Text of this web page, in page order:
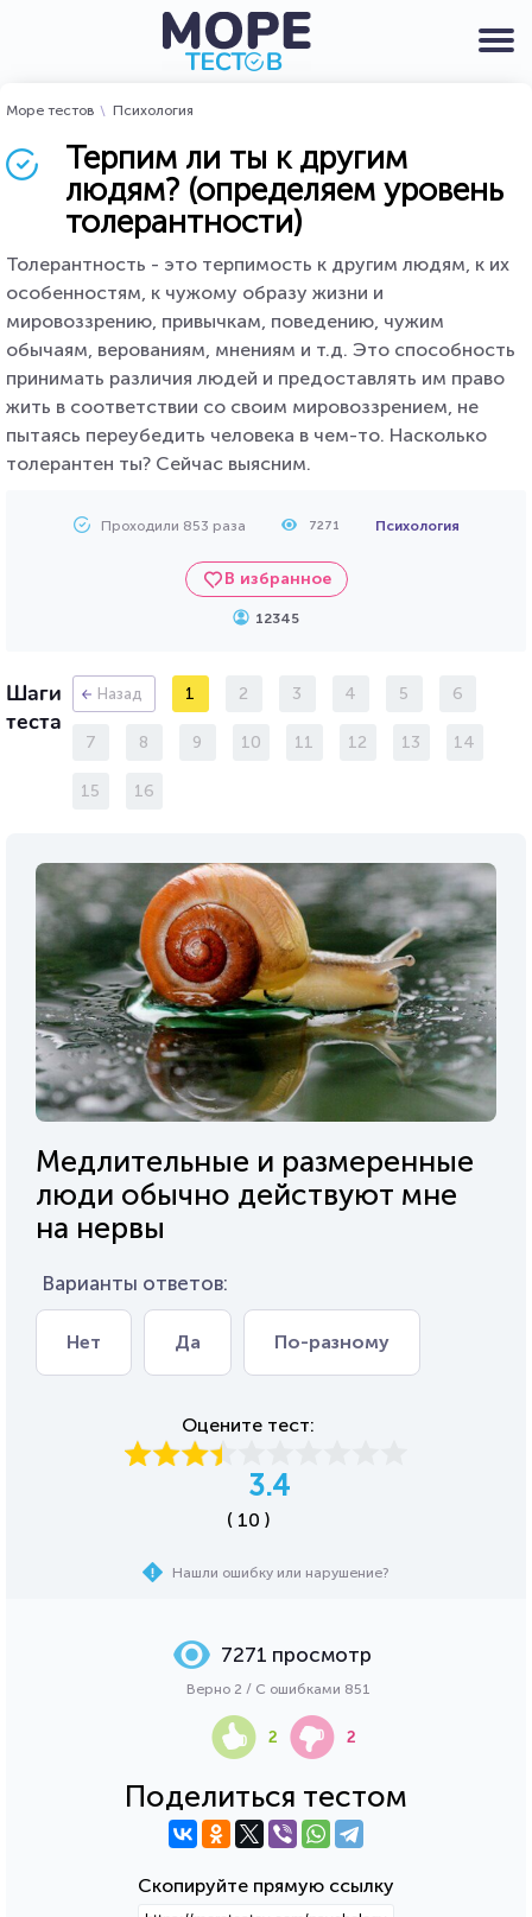
Море тестов Психология
Терпим ли ты к другим
людям? (определяем уровень
толерантности)
Толерантность - это терпимость к другим людям, к их
особенностям, к чужому образу жизни и
мировоззрению, привычкам, поведению, чужим
обычаям, верованиям, мнениям и т.д. Это способность
принимать различия людей и предоставлять им право
жить в соответствии со своим мировоззрением, не
пытаясь переубедить человека в чем-то. Насколько
толерантен ты? Сейчас выясним.
Проходили 853 раза 7271 Психология
В избранное
12345
Шаги
теста
Назад 1 2 3 4 5 6
7 8 9 10 11 12 13 14
15 16
Медлительные и размеренные
люди обычно действуют мне
на нервы
Варианты ответов:
Нет Да По-разному
Оцените тест:
3.4
( 10 )
Нашли ошибку или нарушение?
Поделиться тестом
Скопируйте прямую ссылку
7271 просмотр
Верно 2 / С ошибками 851
2 2